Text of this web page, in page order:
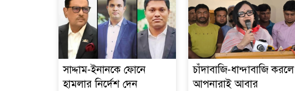
সাদ্দাম-ইনানকে ফোনে
হামলার নির্দেশ দেন
চাঁদাবাজি-ধান্দাবাজি করলে
আপনারাই আবার